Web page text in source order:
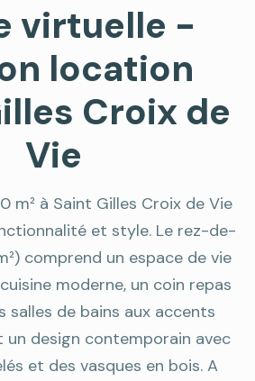
virtuelle -
location
Croix de
Vie
m² à Saint Gilles Croix de Vie
et style. Le rez-de-
comprend un espace de vie
moderne, un coin repas
salles de bains aux accents
un design contemporain avec
et des vasques en bois. A